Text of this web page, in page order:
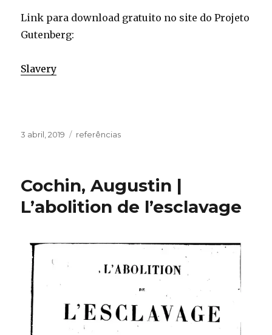
Link para download gratuito no site do Projeto
Gutenberg:
Slavery
Publicado
3 abril, 2019 Categorias
referências
Cochin, Augustin |
L’abolition de l’esclavage